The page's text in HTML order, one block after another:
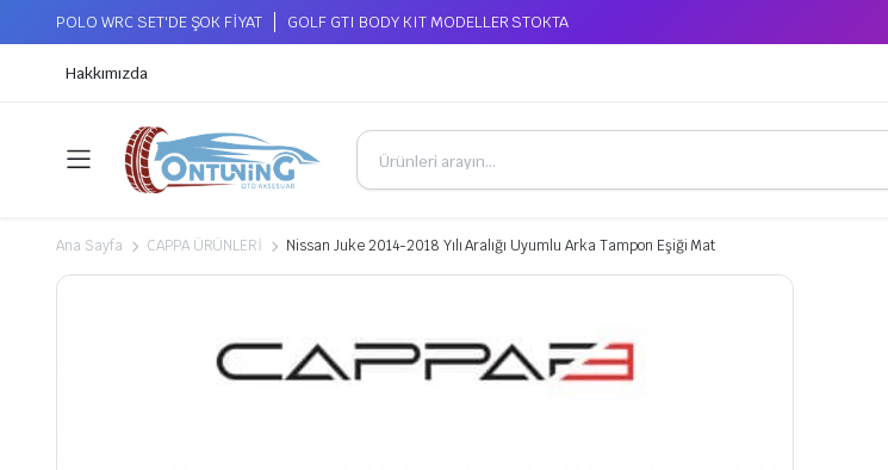
POLO WRC SET'DE ŞOK FİYAT GOLF GTI BODY KIT MODELLER STOKTA
Hakkımızda
Ana Sayfa CAPPA ÜRÜNLERİ Nissan Juke 2014-2018 Yılı Aralığı Uyumlu Arka Tampon Eşiği Mat